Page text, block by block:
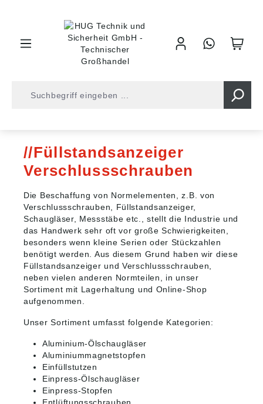
Füllstandsanzeiger
Verschlussschrauben
Die Beschaffung von Normelementen, z.B. von
Verschlussschrauben, Füllstandsanzeiger,
Schaugläser, Messstäbe etc., stellt die Industrie und
das Handwerk sehr oft vor große Schwierigkeiten,
besonders wenn kleine Serien oder Stückzahlen
benötigt werden. Aus diesem Grund haben wir diese
Füllstandsanzeiger und Verschlussschrauben,
neben vielen anderen Normteilen, in unser
Sortiment mit Lagerhaltung und Online-Shop
aufgenommen.
Unser Sortiment umfasst folgende Kategorien:
Aluminium-Ölschaugläser
Aluminiummagnetstopfen
Einfüllstutzen
Einpress-Ölschaugläser
Einpress-Stopfen